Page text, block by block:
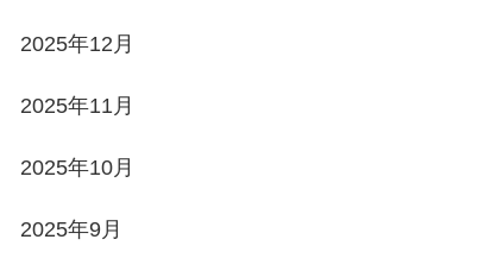
2025年12月
2025年11月
2025年10月
2025年9月